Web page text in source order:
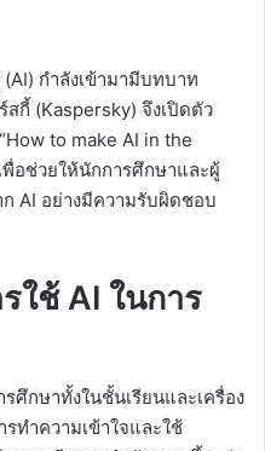
กำลังเข้ามามีบทบาท
กี้ (Kaspersky) จึงเปิดตัว
to make AI in the
อช่วยให้นักการศึกษาและผู้
AI อย่างมีความรับผิดชอบ
ใช้ AI ในการ
ศึกษาทั้งในชั้นเรียนและเครื่อง
ทำความเข้าใจและใช้